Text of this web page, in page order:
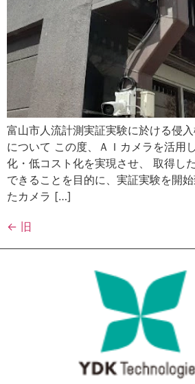
富山市人流計測実証実験に於ける侵
について この度、ＡＩカメラを活用
化・低コスト化を実現させ、 取得し
できることを目的に、実証実験を開
たカメラ […]
← 旧